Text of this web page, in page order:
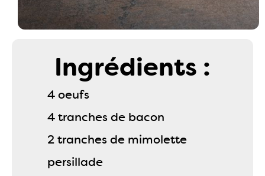
Ingrédients :
4 oeufs
4 tranches de bacon
2 tranches de mimolette
persillade